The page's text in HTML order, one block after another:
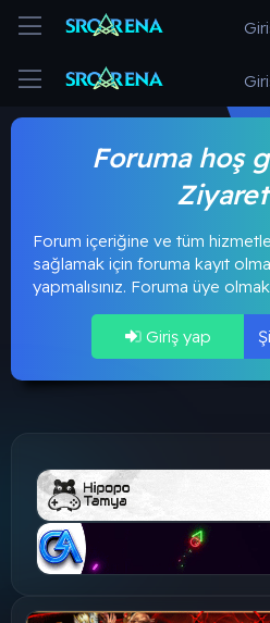
Foruma hoş
Forum içeriğine ve tüm
sağlamak için foruma kayıt
yapmalısınız. Foruma üye
Giriş yap